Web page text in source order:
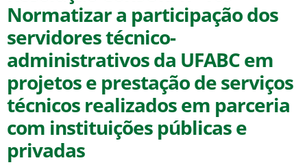
Normatizar a participação dos
servidores técnico-
administrativos da UFABC em
projetos e prestação de serviços
técnicos realizados em parceria
com instituições públicas e
privadas